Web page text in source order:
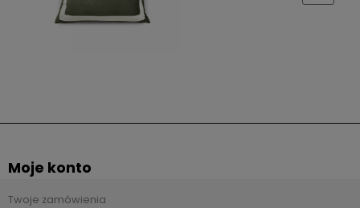
Moje konto
Twoje zamówienia